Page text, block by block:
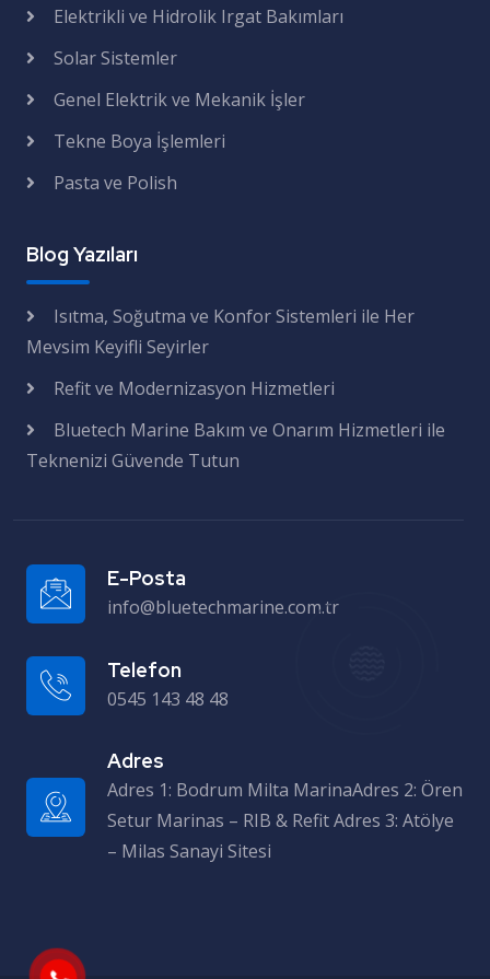
Elektrikli ve Hidrolik Irgat Bakımları
Solar Sistemler
Genel Elektrik ve Mekanik İşler
Tekne Boya İşlemleri
Pasta ve Polish
Blog Yazıları
Isıtma, Soğutma ve Konfor Sistemleri ile Her
Mevsim Keyifli Seyirler
Refit ve Modernizasyon Hizmetleri
Bluetech Marine Bakım ve Onarım Hizmetleri ile
Teknenizi Güvende Tutun
E-Posta
info@bluetechmarine.com.tr
Telefon
0545 143 48 48
Adres
Adres 1: Bodrum Milta MarinaAdres 2: Ören Setur Marinas – RIB & Refit Adres 3: Atölye – Milas Sanayi Sitesi